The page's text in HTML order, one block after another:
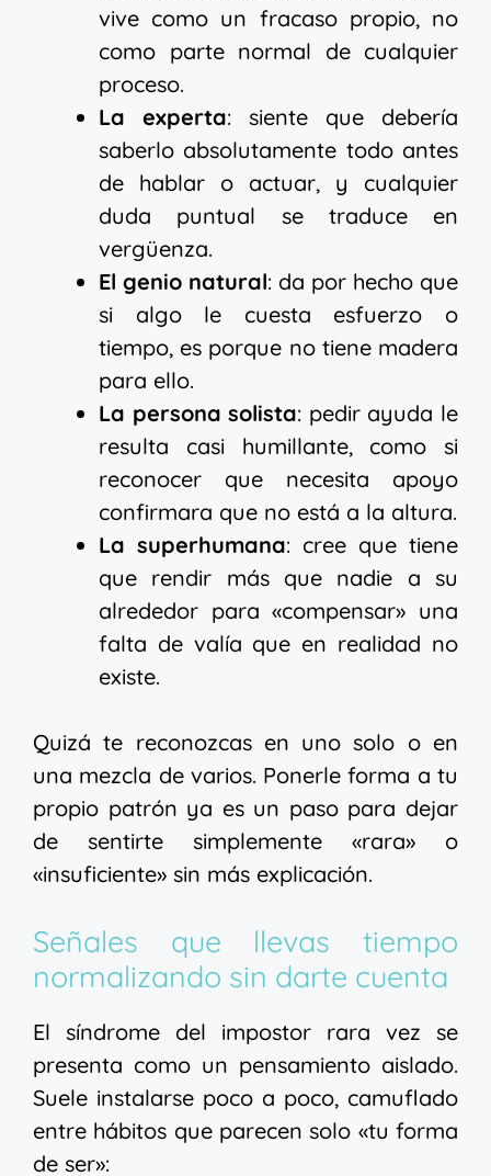
vive como un fracaso propio, no
como parte normal de cualquier
proceso.
La experta: siente que debería
saberlo absolutamente todo antes
de hablar o actuar, y cualquier
duda puntual se traduce en
vergüenza.
El genio natural: da por hecho que
si algo le cuesta esfuerzo o
tiempo, es porque no tiene madera
para ello.
La persona solista: pedir ayuda le
resulta casi humillante, como si
reconocer que necesita apoyo
confirmara que no está a la altura.
La superhumana: cree que tiene
que rendir más que nadie a su
alrededor para «compensar» una
falta de valía que en realidad no
existe.
Quizá te reconozcas en uno solo o en
una mezcla de varios. Ponerle forma a tu
propio patrón ya es un paso para dejar
de sentirte simplemente «rara» o
«insuficiente» sin más explicación.
Señales que llevas tiempo
normalizando sin darte cuenta
El síndrome del impostor rara vez se
presenta como un pensamiento aislado.
Suele instalarse poco a poco, camuflado
entre hábitos que parecen solo «tu forma
de ser»: